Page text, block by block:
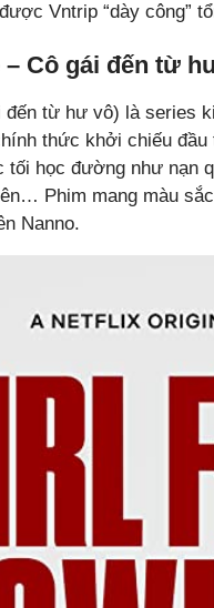
Vntrip “dày công”
Cô gái đến từ
đến từ hư vô) là series
thức khởi chiếu
tối học đường như nạn
Phim mang màu
Nanno.